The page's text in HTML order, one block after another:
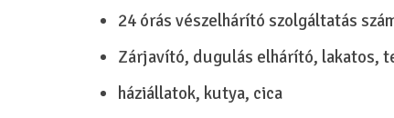
24 órás vészelhárító szolgáltatás
Zárjavító, dugulás elhárító, lakatos,
háziállatok, kutya, cica